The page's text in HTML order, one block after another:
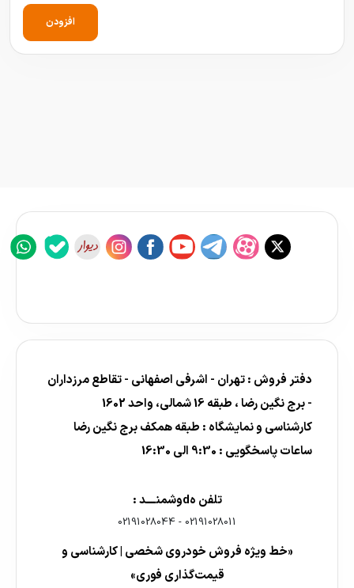
افزودن
دفتر فروش : تهران - اشرفی اصفهانی - تقاطع مرزداران
- برج نگین رضا ، طبقه 16 شمالی، واحد 1602
کارشناسی و نمایشگاه : طبقه همکف برج نگین رضا
ساعات پاسخگویی : 9:30 الی 16:30
تلفن هdوشمنــــد :
02191028011
-
02191028044
«خط ویژه فروش خودروی شخصی | کارشناسی و
قیمت‌گذاری فوری»